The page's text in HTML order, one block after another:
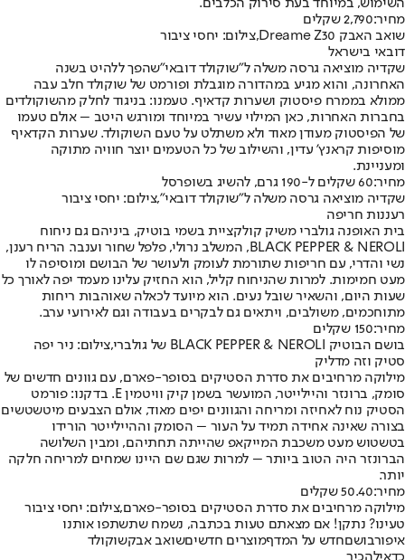
השימוש, במיוחד בעת סירוק הכלבים.
מחיר:2,790 שקלים
שואב האבק Dreame Z30,צילום: יחסי ציבור
דובאי בישראל
שקדיה מוציאה גרסה משלה ל"שוקולד דובאי"שהפך ללהיט בשנה
האחרונה, והוא מגיע במהדורה מוגבלת ופורמט של שוקולד חלב עבה
ממולא בממרח פיסטוק ושערות קדאיף. טעמנו: בניגוד לחלק מהשוקולדים
בחברות האחרות, כאן המילוי עשיר במיוחד ומורגש היטב – אולם טעמו
של הפיסטוק מעודן מאוד ולא משתלט על טעם השוקולד. שערות הקדאיף
מוסיפות קראנץ' עדין, והשילוב של כל הטעמים יוצר חוויה מתוקה
ומעניינת.
מחיר:60 שקלים ל-190 גרם, להשיג בשופרסל
שקדיה מוציאה גרסה משלה ל"שוקולד דובאי",צילום: יחסי ציבור
רעננות חריפה
בית האופנה גולברי משיק קולקציית בשמי בוטיק, ביניהם גם ניחוח
BLACK PEPPER & NEROLI, המשלב נרולי, פלפל שחור וענבר. הריח רענן,
נשי והדרי, עם חריפות שתורמת לעומק ולעושר של הבושם ומוסיפה לו
מעט חמימות. למרות שהניחוח קליל, הוא החזיק עלינו מעמד יפה לאורך כל
שעות היום, והשאיר שובל נעים. הוא מיועד לכאלה שאוהבות ריחות
מתוחכמים, משולבים, ויתאים גם לבקרים בעבודה וגם לאירועי ערב.
מחיר:150 שקלים
בושם הבוטיק BLACK PEPPER & NEROLI של גולברי,צילום: ניר יפה
סטיק וזה מדליק
מילוקה מרחיבים את סדרת הסטיקים בסופר-פארם, עם גוונים חדשים של
סומק, ברונזר והיילייטר, המועשר בשמן קיק וויטמין E. בדקנו: פורמט
הסטיק נוח לאחיזה ומריחה והגוונים יפים מאוד, אולם הצבעים מיטשטשים
בצורה שאינה אחידה תמיד על העור – הסומק וההיילייטר הורידו
בטשטוש מעט משכבת המייקאפ שהייתה תחתיהם, ומבין השלושה
הברונזר היה הטוב ביותר – למרות שגם שם היינו שמחים למריחה חלקה
יותר.
מחיר:50.40 שקלים
מילוקה מרחיבים את סדרת הסטיקים בסופר-פארם,צילום: יחסי ציבור
טעינו? נתקן! אם מצאתם טעות בכתבה, נשמח שתשתפו אותנו
איפורבושםחדש על המדףמוצרים חדשיםשואב אבקשוקולד